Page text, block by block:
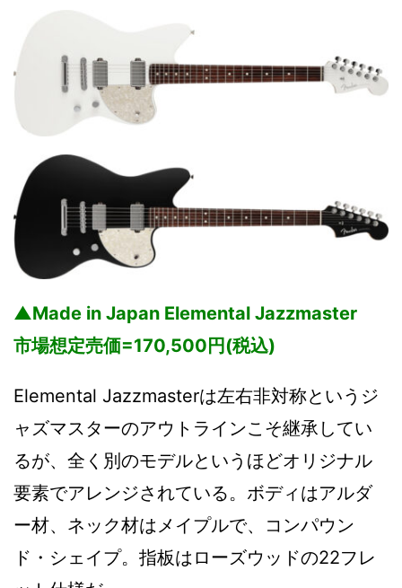
▲Made in Japan Elemental Jazzmaster
市場想定売価=170,500円(税込)
Elemental Jazzmasterは左右非対称というジ
ャズマスターのアウトラインこそ継承してい
るが、全く別のモデルというほどオリジナル
要素でアレンジされている。ボディはアルダ
ー材、ネック材はメイプルで、コンパウン
ド・シェイプ。指板はローズウッドの22フレ